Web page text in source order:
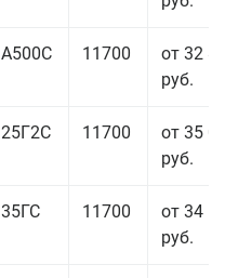
А500С 11700
от 32
руб.
25Г2С 11700
от 35
руб.
35ГС 11700
от 34
руб.